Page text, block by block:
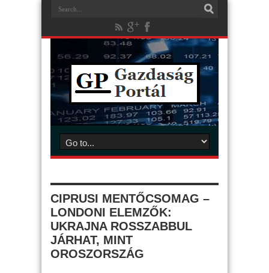
CIPRUSI MENTŐCSOMAG –
LONDONI ELEMZŐK:
UKRAJNA ROSSZABBUL
JÁRHAT, MINT
OROSZORSZÁG